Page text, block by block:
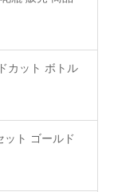
カット ボトル
ット ゴールド